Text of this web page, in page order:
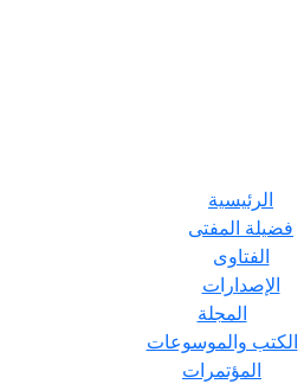
الرئيسية
فضيلة المفتى
الفتاوى
الإصدارات
المجلة
الكتب والموسوعات
المؤتمرات